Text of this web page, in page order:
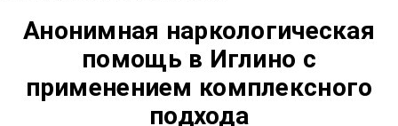
Анонимная наркологическая
помощь в Иглино с
применением комплексного
подхода